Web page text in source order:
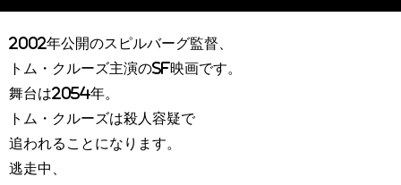
2002年公開のスピルバーグ監督、
トム・クルーズ主演のSF映画です。
舞台は2054年。
トム・クルーズは殺人容疑で
追われることになります。
逃走中、